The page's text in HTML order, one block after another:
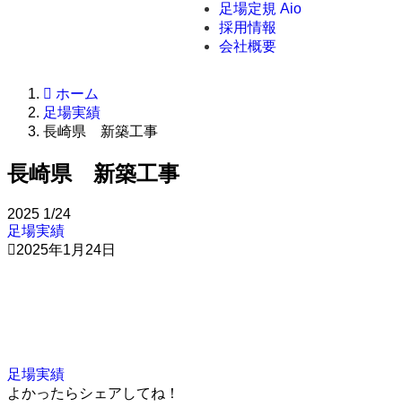
足場定規 Aio
採用情報
会社概要
ホーム
足場実績
長崎県 新築工事
長崎県 新築工事
2025 1/24
足場実績
2025年1月24日
足場実績
よかったらシェアしてね！